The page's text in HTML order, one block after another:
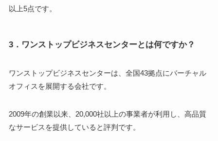
以上5点です。
3．ワンストップビジネスセンターとは何ですか？
ワンストップビジネスセンターは、全国43拠点にバーチャル
オフィスを展開する会社です。
2009年の創業以来、20,000社以上の事業者が利用し、高品質
なサービスを提供していると評判です。